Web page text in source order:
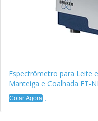
Espectrômetro para Leite
Manteiga e Coalhada FT-
Cotar Agora